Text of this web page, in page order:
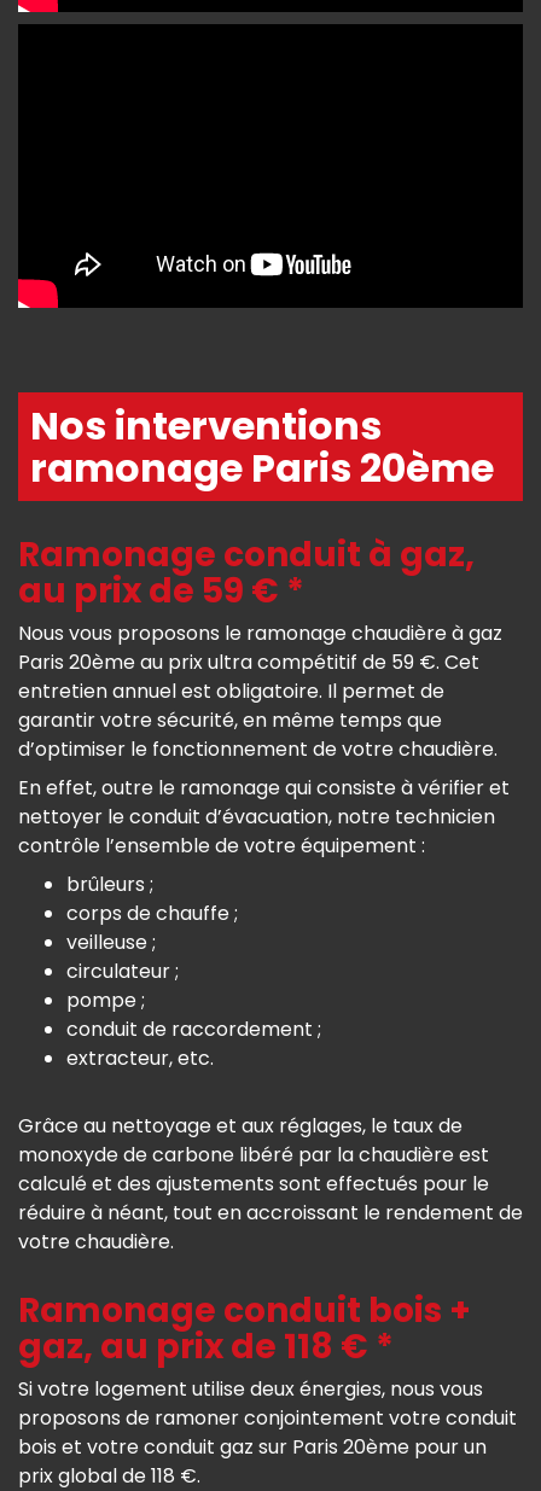
Nos interventions
ramonage Paris 20ème
Ramonage conduit à gaz,
au prix de 59 € *
Nous vous proposons le ramonage chaudière à gaz
Paris 20ème au prix ultra compétitif de 59 €. Cet
entretien annuel est obligatoire. Il permet de
garantir votre sécurité, en même temps que
d’optimiser le fonctionnement de votre chaudière.
En effet, outre le ramonage qui consiste à vérifier et
nettoyer le conduit d’évacuation, notre technicien
contrôle l’ensemble de votre équipement :
brûleurs ;
corps de chauffe ;
veilleuse ;
circulateur ;
pompe ;
conduit de raccordement ;
extracteur, etc.
Grâce au nettoyage et aux réglages, le taux de
monoxyde de carbone libéré par la chaudière est
calculé et des ajustements sont effectués pour le
réduire à néant, tout en accroissant le rendement de
votre chaudière.
Ramonage conduit bois +
gaz, au prix de 118 € *
Si votre logement utilise deux énergies, nous vous
proposons de ramoner conjointement votre conduit
bois et votre conduit gaz sur Paris 20ème pour un
prix global de 118 €.